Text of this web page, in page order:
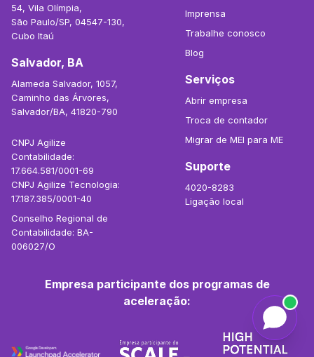
54, Vila Olímpia,
São Paulo/SP, 04547-130,
Cubo Itaú
Salvador, BA
Alameda Salvador, 1057,
Caminho das Árvores,
Salvador/BA, 41820-790
CNPJ Agilize
Contabilidade:
17.664.581/0001-69
CNPJ Agilize Tecnologia:
17.187.385/0001-40
Conselho Regional de
Contabilidade: BA-
006027/O
Imprensa
Trabalhe conosco
Blog
Serviços
Abrir empresa
Troca de contador
Migrar de MEI para ME
Suporte
4020-8283
Ligação local
Empresa participante dos programas de
aceleração: